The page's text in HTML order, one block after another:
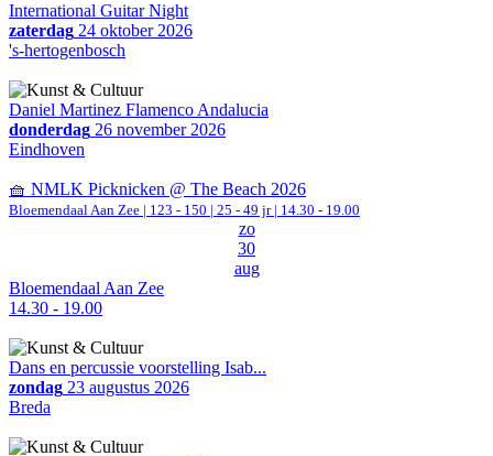
International Guitar Night
zaterdag 24 oktober 2026
's-hertogenbosch
Daniel Martinez Flamenco Andalucia
donderdag 26 november 2026
Eindhoven
🧺 NMLK Picknicken @ The Beach 2026
Bloemendaal Aan Zee | 123 - 150 | 25 - 49 jr | 14.30 - 19.00
zo
30
aug
Bloemendaal Aan Zee
14.30 - 19.00
Dans en percussie voorstelling Isab...
zondag 23 augustus 2026
Breda